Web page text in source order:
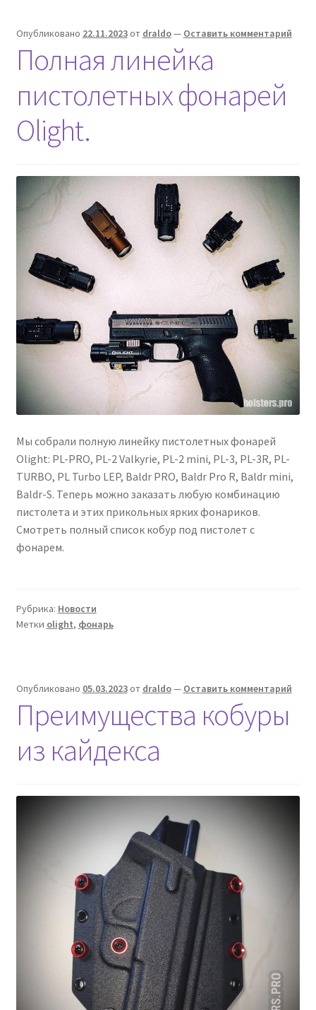
Опубликовано 22.11.2023от draldo— Оставить комментарий
Полная линейка
пистолетных фонарей
Olight.
Мы собрали полную линейку пистолетных фонарей
Olight: PL-PRO, PL-2 Valkyrie, PL-2 mini, PL-3, PL-3R, PL-
TURBO, PL Turbo LEP, Baldr PRO, Baldr Pro R, Baldr mini,
Baldr-S. Теперь можно заказать любую комбинацию
пистолета и этих прикольных ярких фонариков.
Смотреть полный список кобур под пистолет с
фонарем.
Рубрика: Новости
Метки olight, фонарь
Опубликовано 05.03.2023от draldo— Оставить комментарий
Преимущества кобуры
из кайдекса